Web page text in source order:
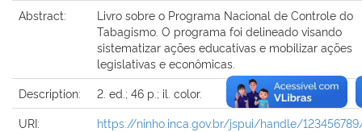
Abstract:
Livro sobre o Programa Nacional de Controle do
Tabagismo. O programa foi delineado visando
sistematizar ações educativas e mobilizar ações
legislativas e econômicas.
Description:
2. ed.; 46 p.; il. color.
URI:
https://ninho.inca.gov.br/jspui/handle/